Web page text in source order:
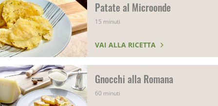
Patate al Microonde
15 minuti
VAI ALLA RICETTA
Gnocchi alla Romana
60 minuti